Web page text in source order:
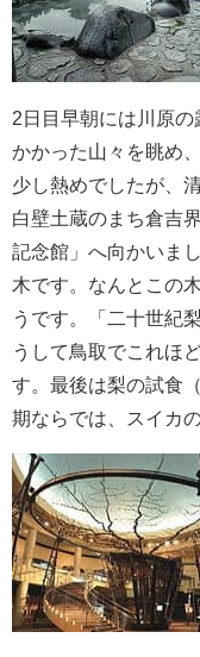
2日目早朝には川原
かかった山々を眺め
少し熱めでしたが、
白壁土蔵のまち倉吉
記念館」へ向かいま
木です。なんとこの
うです。「二十世紀
うして鳥取でこれほ
す。最後は梨の試食
期ならでは、スイカ